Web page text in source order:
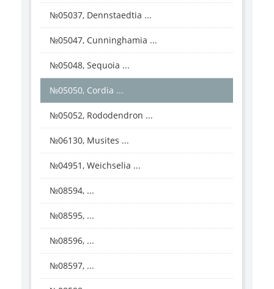
№05037, Dennstaedtia ...
№05047, Cunninghamia ...
№05048, Sequoia ...
№05050, Cordia ...
№05052, Rododendron ...
№06130, Musites ...
№04951, Weichselia ...
№08594, ...
№08595, ...
№08596, ...
№08597, ...